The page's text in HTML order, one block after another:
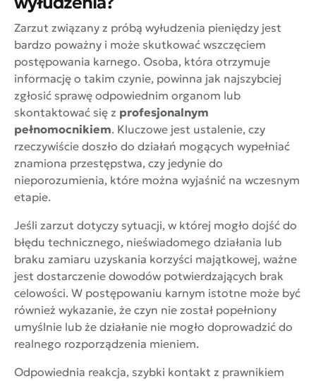
Zarzut związany z próbą wyłudzenia pieniędzy jest
bardzo poważny i może skutkować wszczęciem
postępowania karnego. Osoba, która otrzymuje
informację o takim czynie, powinna jak najszybciej
zgłosić sprawę odpowiednim organom lub
skontaktować się z profesjonalnym
pełnomocnikiem. Kluczowe jest ustalenie, czy
rzeczywiście doszło do działań mogących wypełniać
znamiona przestępstwa, czy jedynie do
nieporozumienia, które można wyjaśnić na wczesnym
etapie.
Jeśli zarzut dotyczy sytuacji, w której mogło dojść do
błędu technicznego, nieświadomego działania lub
braku zamiaru uzyskania korzyści majątkowej, ważne
jest dostarczenie dowodów potwierdzających brak
celowości. W postępowaniu karnym istotne może być
również wykazanie, że czyn nie został popełniony
umyślnie lub że działanie nie mogło doprowadzić do
realnego rozporządzenia mieniem.
Odpowiednia reakcja, szybki kontakt z prawnikiem